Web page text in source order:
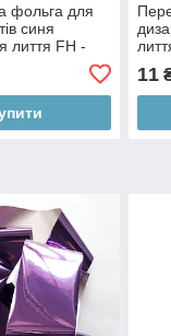
фольга для
синя
лиття FH -
11